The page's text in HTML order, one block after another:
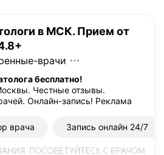
в МСК. Прием от
врачи
бесплатно!
Честные отзывы.
Онлайн-запись! Реклама
врача Запись онлайн 24/7